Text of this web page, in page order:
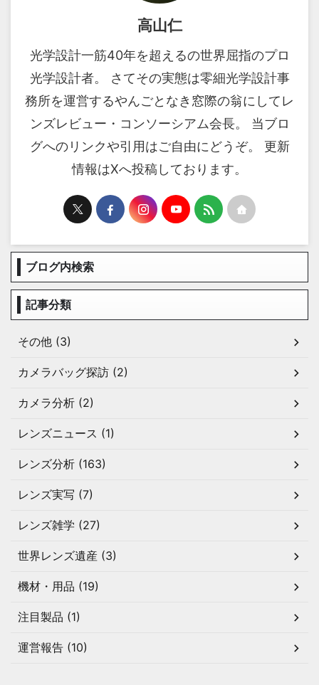
高山仁
光学設計一筋40年を超えるの世界屈指のプロ
光学設計者。 さてその実態は零細光学設計事
務所を運営するやんごとなき窓際の翁にしてレ
ンズレビュー・コンソーシアム会長。 当ブロ
グへのリンクや引用はご自由にどうぞ。 更新
情報はXへ投稿しております。
ブログ内検索
記事分類
その他 (3)
カメラバッグ探訪 (2)
カメラ分析 (2)
レンズニュース (1)
レンズ分析 (163)
レンズ実写 (7)
レンズ雑学 (27)
世界レンズ遺産 (3)
機材・用品 (19)
注目製品 (1)
運営報告 (10)